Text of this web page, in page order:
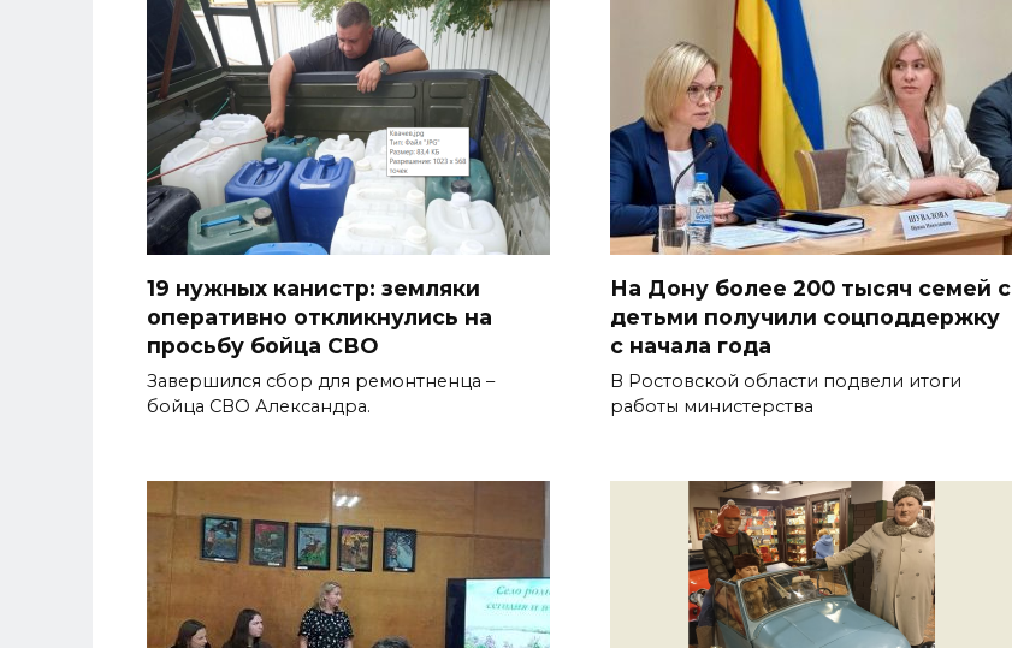
19 нужных канистр: земляки
оперативно откликнулись на
просьбу бойца СВО
Завершился сбор для ремонтненца –
бойца СВО Александра.
На Дону более 200 тысяч семей с
детьми получили соцподдержку
с начала года
В Ростовской области подвели итоги
работы министерства